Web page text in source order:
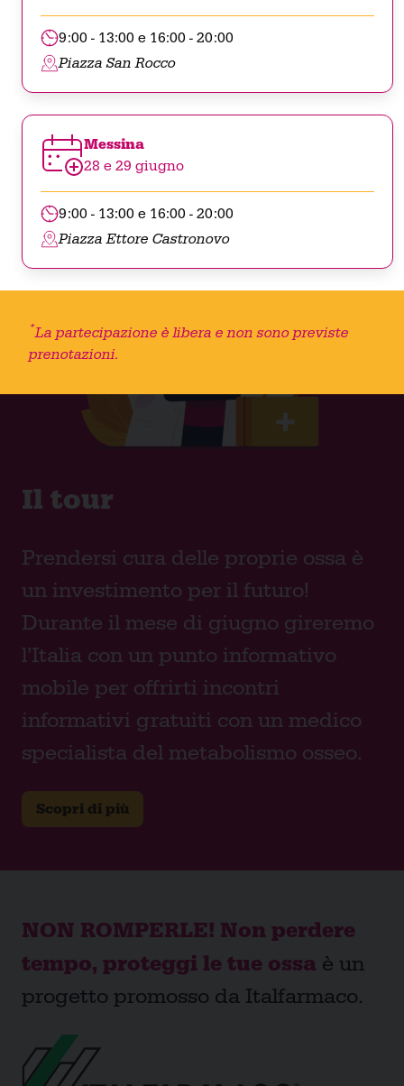
coordinazione .
Scopri di più
Il tour
Prendersi cura delle proprie ossa è
un investimento per il futuro!
Durante il mese di giugno gireremo
l’Italia con un punto informativo
mobile per offrirti incontri
informativi gratuiti con un medico
specialista del metabolismo osseo.
Scopri di più
NON ROMPERLE! Non perdere
tempo, proteggi le tue ossa è un
progetto promosso da Italfarmaco.
9:00 - 13:00 e 16:00 - 20:00
Piazza San Rocco
Messina
28 e 29 giugno
9:00 - 13:00 e 16:00 - 20:00
Piazza Ettore Castronovo
*La partecipazione è libera e non sono previste
prenotazioni.